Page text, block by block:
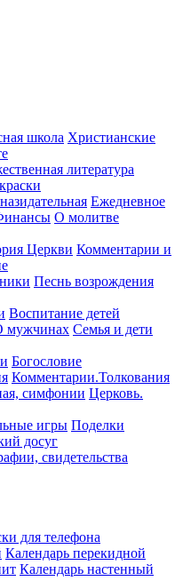
школа Христианские
литература
Ежедневное
О молитве
Церкви Комментарии и
Песнь возрождения
Воспитание детей
мужчинах Семья и дети
Богословие
Комментарии.Толкования
симфонии Церковь.
игры Поделки
досуг
свидетельства
для телефона
Календарь перекидной
Календарь настенный